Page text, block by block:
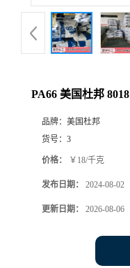
PA66 美国杜邦 8018
品牌： 美国杜邦
货号： 3
价格： ￥18/千克
发布日期： 2024-08-02
更新日期： 2026-08-06